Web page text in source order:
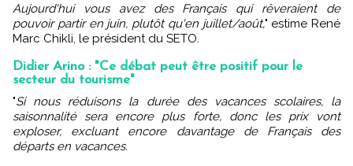
Aujourd'hui vous avez des Français qui rêveraient de
pouvoir partir en juin, plutôt qu'en juillet/août," estime René
Marc Chikli, le président du SETO.
Didier Arino : "Ce débat peut être positif pour le
secteur du tourisme"
"Si nous réduisons la durée des vacances scolaires, la
saisonnalité sera encore plus forte, donc les prix vont
exploser, excluant encore davantage de Français des
départs en vacances.